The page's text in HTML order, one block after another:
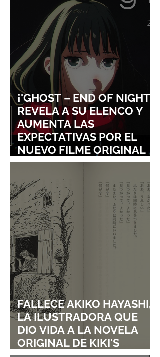
¡'GHOST – END OF NIGHT'
REVELA A SU ELENCO Y
AUMENTA LAS
EXPECTATIVAS POR EL
NUEVO FILME ORIGINAL
DE SHINGO NATSUME!
FALLECE AKIKO HAYASHI,
LA ILUSTRADORA QUE
DIO VIDA A LA NOVELA
ORIGINAL DE KIKI'S